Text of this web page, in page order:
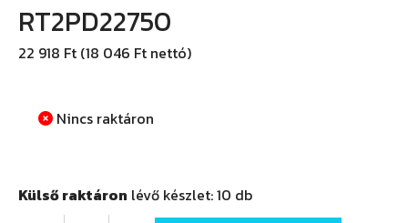
RT2PD22750
22 918 Ft (18 046 Ft nettó)
Nincs raktáron
Külső raktáron lévő készlet:10 db